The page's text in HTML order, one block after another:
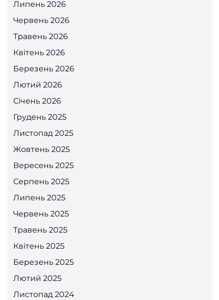
Липень 2026
Червень 2026
Травень 2026
Квітень 2026
Березень 2026
Лютий 2026
Січень 2026
Грудень 2025
Листопад 2025
Жовтень 2025
Вересень 2025
Серпень 2025
Липень 2025
Червень 2025
Травень 2025
Квітень 2025
Березень 2025
Лютий 2025
Листопад 2024